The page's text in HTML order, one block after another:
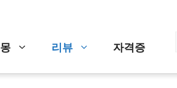
리뷰 자격증